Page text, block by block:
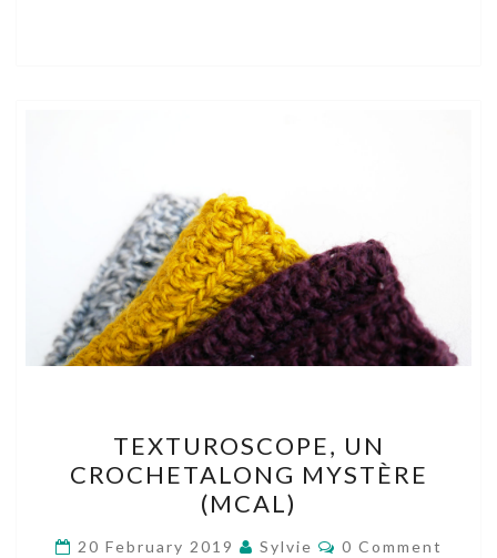
UN
CROCHETALONG
MYSTÈRE
(MCAL)
TEXTUROSCOPE, UN
CROCHETALONG MYSTÈRE
(MCAL)
20 February 2019 Sylvie Comments
0 Comment